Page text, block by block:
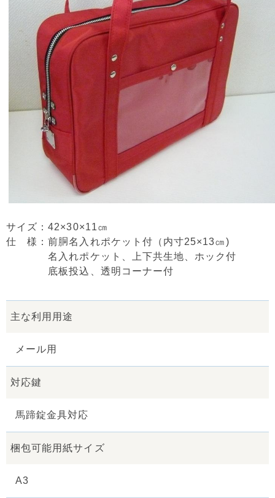
サイズ：42×30×11㎝
仕 様：前胴名入れポケット付（内寸25×13㎝)
名入れポケット、上下共生地、ホック付
底板投込、透明コーナー付
主な利用用途
メール用
対応鍵
馬蹄錠金具対応
梱包可能用紙サイズ
A3